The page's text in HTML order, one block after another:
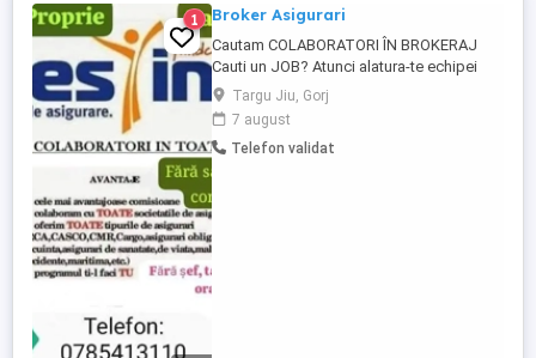
1 Broker Asigurari
Cautam COLABORATORI ÎN BROKERAJ
Cauti un JOB? Atunci alatura-te echipei
noastre. Poti lucra de acasa, part-time sau
full time. Destine Broker de Asigurare
intermediaza toate categoriile de asigurari
(RCA, CASCO, locuinte, viata, sanatate,
Targu Jiu, Gorj
7 august
Telefon validat